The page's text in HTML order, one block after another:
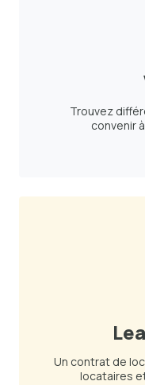
Trouvez
convenir
Un contrat de
locataires